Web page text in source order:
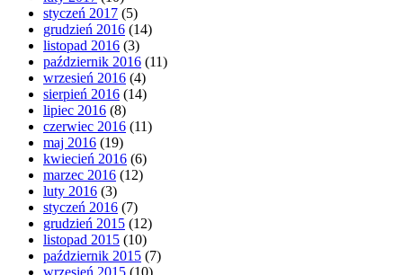
styczeń 2017 (5)
grudzień 2016 (14)
listopad 2016 (3)
październik 2016 (11)
wrzesień 2016 (4)
sierpień 2016 (14)
lipiec 2016 (8)
czerwiec 2016 (11)
maj 2016 (19)
kwiecień 2016 (6)
marzec 2016 (12)
luty 2016 (3)
styczeń 2016 (7)
grudzień 2015 (12)
listopad 2015 (10)
październik 2015 (7)
wrzesień 2015 (10)